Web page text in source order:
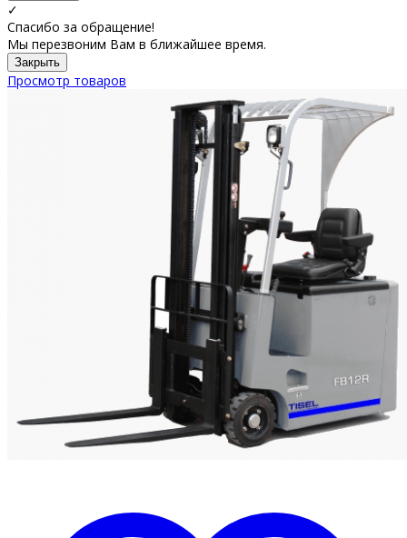
✓
Спасибо за обращение!
Мы перезвоним Вам в ближайшее время.
Закрыть
Просмотр товаров